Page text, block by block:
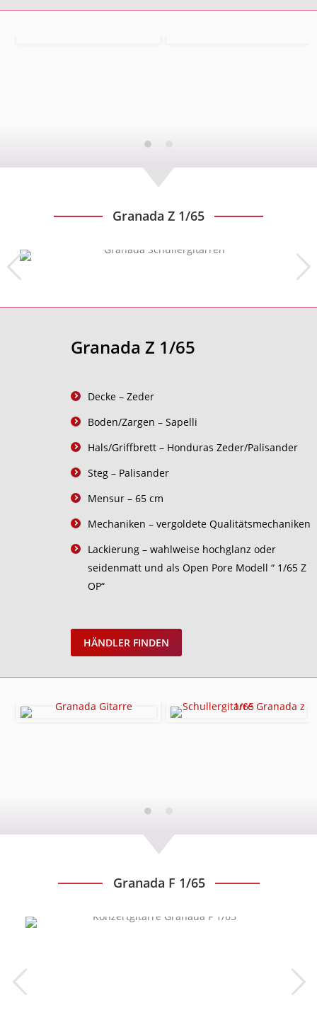
Granada Z 1/65
Granada Z 1/65
Decke – Zeder
Boden/Zargen – Sapelli
Hals/Griffbrett – Honduras Zeder/Palisander
Steg – Palisander
Mensur – 65 cm
Mechaniken – vergoldete Qualitätsmechaniken
Lackierung – wahlweise hochglanz oder
seidenmatt und als Open Pore Modell “ 1/65 Z
OP“
HÄNDLER FINDEN
Granada F 1/65